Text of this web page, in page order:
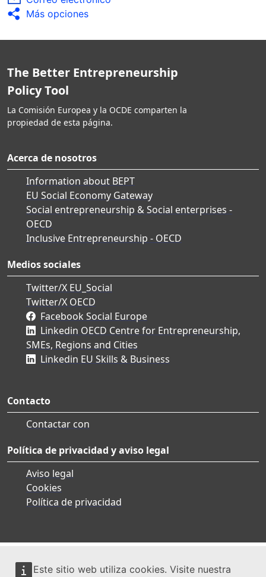
Este sitio web utiliza cookies. Visite nuestra
Más opciones
The Better Entrepreneurship
Policy Tool
La Comisión Europea y la OCDE comparten la
propiedad de esta página.
Acerca de nosotros
Information about BEPT
EU Social Economy Gateway
Social entrepreneurship & Social enterprises -
OECD
Inclusive Entrepreneurship - OECD
Medios sociales
Twitter/X EU_Social
Twitter/X OECD
Facebook Social Europe
Linkedin OECD Centre for Entrepreneurship,
SMEs, Regions and Cities
Linkedin EU Skills & Business
Contacto
Contactar con
Política de privacidad y aviso legal
Aviso legal
Cookies
Política de privacidad